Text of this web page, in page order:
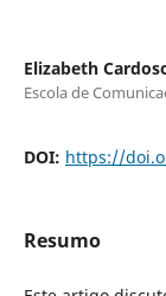
Elizabeth
Escola de
DOI: https://
Resumo